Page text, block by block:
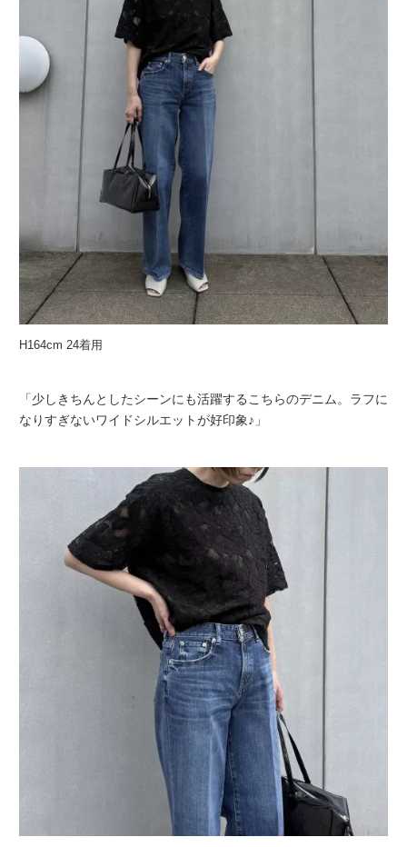
H164cm 24着用
「少しきちんとしたシーンにも活躍するこちらのデニム。ラフに
なりすぎないワイドシルエットが好印象♪」